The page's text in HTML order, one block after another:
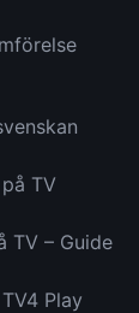
TV
TV – Guide
Play